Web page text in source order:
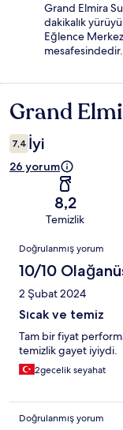
Grand Elmira
dakikalık
Eğlence
mesafesindedir.
Yorumlar
Grand
7,4 İyi
26 yorum
8,2
Temizlik
Yorumlar
Doğrulanmış yorum
10/10
2 Şubat 2024
Sıcak ve temiz
Tam bir fiyat
temizlik gayet iyiydi.
2gecelik seyahat
Doğrulanmış yorum